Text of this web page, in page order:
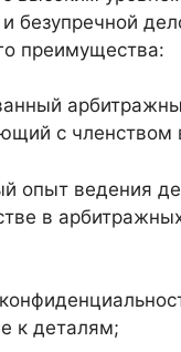
безупречной
преимущества:
с членством
опыт ведения
в
к деталям;